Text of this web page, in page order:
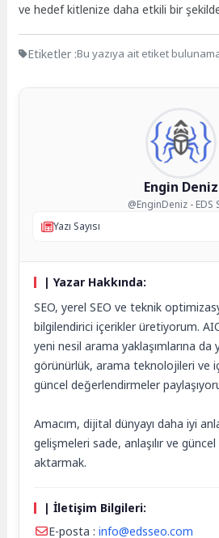
ve hedef kitlenize daha etkili bir
Etiketler :Bu yazıya ait etiket
Engin Deniz
@EnginDeniz - EDS
Yazı Sayısı
| Yazar Hakkında:
SEO, yerel SEO ve teknik
bilgilendirici içerikler üretiyorum.
yeni nesil arama yaklaşımlarına
görünürlük, arama teknolojileri ve
güncel değerlendirmeler
Amacım, dijital dünyayı daha iyi
gelişmeleri sade, anlaşılır ve güncel
aktarmak.
| İletişim Bilgileri:
E-posta :info@edsseo.com